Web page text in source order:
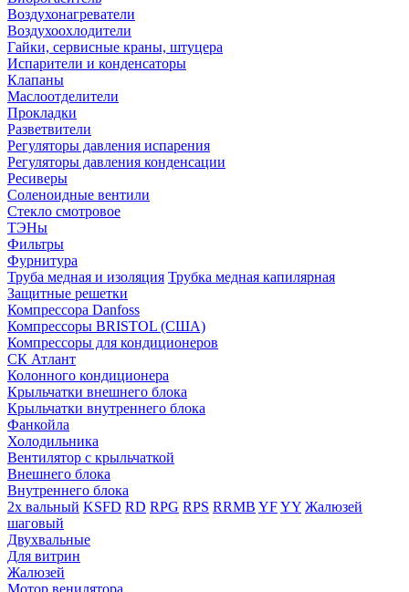
Воздухонагреватели
Воздухоохлодители
Гайки, сервисные краны, штуцера
Испарители и конденсаторы
Клапаны
Маслоотделители
Прокладки
Разветвители
Регуляторы давления испарения
Регуляторы давления конденсации
Ресиверы
Соленоидные вентили
Стекло смотровое
ТЭНы
Фильтры
Фурнитура
Труба медная и изоляция Трубка медная капилярная
Защитные решетки
Компрессора Danfoss
Компрессоры BRISTOL (США)
Компрессоры для кондиционеров
СК Атлант
Колонного кондиционера
Крыльчатки внешнего блока
Крыльчатки внутреннего блока
Фанкойла
Холодильника
Вентилятор с крыльчаткой
Внешнего блока
Внутреннего блока
2х вальный KSFD RD RPG RPS RRMB YFYY Жалюзей
шаговый
Двухвальные
Для витрин
Жалюзей
Мотор венилятора